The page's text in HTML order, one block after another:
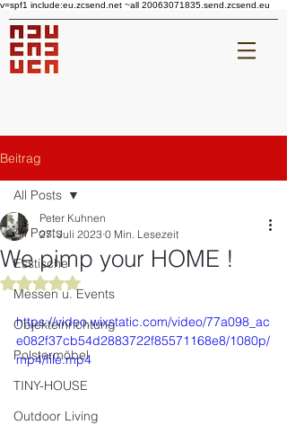
v=spf1 include:eu.zcsend.net ~all 20063071835.send.zcsend.eu
Beitrag
All Posts
Esstische
Messen u. Events
Objekteinrichtung
Polstermöbel
TINY-HOUSE
Outdoor Living
All Posts
We pimp your HOME !
Peter Kuhnen
27. Juli 2023 0 Min. Lesezeit
Mit NaN von 5 Sternen bewertet.
https://video.wixstatic.com/video/77a098_ac
e082f37cb54d2883722f85571168e8/1080p/
mp4/file.mp4